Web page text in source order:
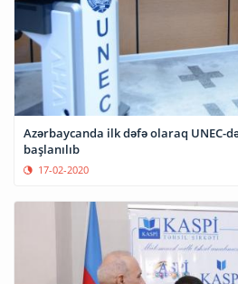
Azərbaycanda ilk dəfə olaraq UNEC-
başlanılıb
17-02-2020